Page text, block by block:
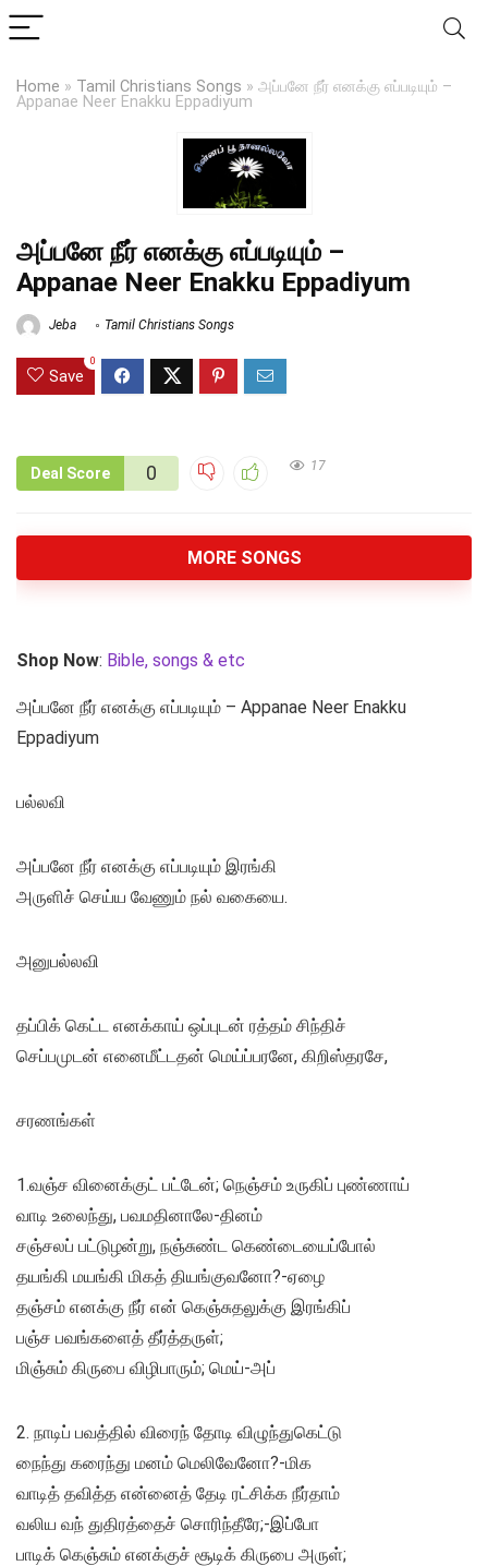
Home » Tamil Christians Songs » அப்பனே நீர் எனக்கு எப்படியும் –
Appanae Neer Enakku Eppadiyum
அப்பனே நீர் எனக்கு எப்படியும் –
Appanae Neer Enakku Eppadiyum
Jeba Tamil Christians Songs
Save
0
Deal Score 0 17
MORE SONGS
Shop Now: Bible, songs & etc
அப்பனே நீர் எனக்கு எப்படியும் – Appanae Neer Enakku
Eppadiyum
பல்லவி
அப்பனே நீர் எனக்கு எப்படியும் இரங்கி
அருளிச் செய்ய வேணும் நல் வகையை.
அனுபல்லவி
தப்பிக் கெட்ட எனக்காய் ஒப்புடன் ரத்தம் சிந்திச்
செப்பமுடன் எனைமீட்டதன் மெய்ப்பரனே, கிறிஸ்தரசே,
சரணங்கள்
1.வஞ்ச வினைக்குட் பட்டேன்; நெஞ்சம் உருகிப் புண்ணாய்
வாடி உலைந்து, பவமதினாலே-தினம்
சஞ்சலப் பட்டுழன்று, நஞ்சுண்ட கெண்டையைப்போல்
தயங்கி மயங்கி மிகத் தியங்குவனோ?-ஏழை
தஞ்சம் எனக்கு நீர் என் கெஞ்சுதலுக்கு இரங்கிப்
பஞ்ச பவங்களைத் தீர்த்தருள்;
மிஞ்சும் கிருபை விழிபாரும்; மெய்-அப்
2. நாடிப் பவத்தில் விரைந் தோடி விழுந்துகெட்டு
நைந்து கரைந்து மனம் மெலிவேனோ?-மிக
வாடித் தவித்த என்னைத் தேடி ரட்சிக்க நீர்தாம்
வலிய வந் துதிரத்தைச் சொரிந்தீரே;-இப்போ
பாடிக் கெஞ்சும் எனக்குச் சூடிக் கிருபை அருள்;